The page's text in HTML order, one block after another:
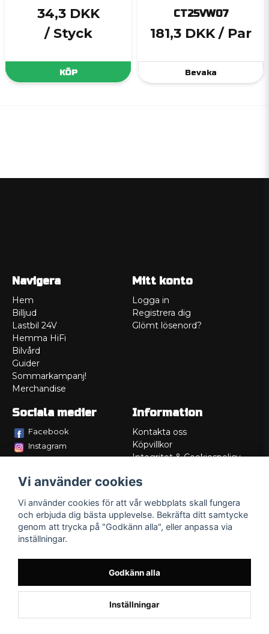
34,3 DKK
/ Styck
KÖP
CT25VW07
181,3 DKK / Par
Bevaka
Navigera
Hem
Billjud
Lastbil 24V
Hemma HiFi
Bilvård
Guider
Sommarkampanj!
Merchandise
Mitt konto
Logga in
Registrera dig
Glömt lösenord?
Sociala medier
Facebook
Instagram
Information
Kontakta oss
Köpvillkor
Integritet & Cookiespolicy
Service/Garanti
Lådritning
Om oss
Vi använder cookies
Vi använder cookies för att vår webbplats skall fungera
och erbjuda dig bästa upplevelse. Bekräfta ditt samtycke
genom att trycka på "Godkänn alla", eller anpassa via
inställningar.
Godkänn alla
Inställningar